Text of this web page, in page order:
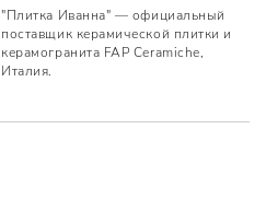
"Плитка Иванна" — официальный
поставщик керамической плитки и
керамогранита FAP Ceramiche,
Италия.